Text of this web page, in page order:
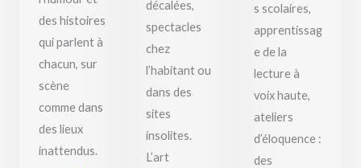
des histoires
qui parlent à
chacun, sur
scène
comme dans
des lieux
inattendus.
décalées,
spectacles
chez
l’habitant ou
dans des
sites
insolites.
L’art
s scolaires,
apprentissag
e de la
lecture à
voix haute,
ateliers
d’éloquence :
des